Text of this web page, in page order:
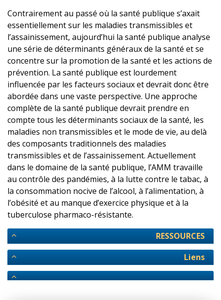
Contrairement au passé où la santé publique s’axait
essentiellement sur les maladies transmissibles et
l’assainissement, aujourd’hui la santé publique analyse
une série de déterminants généraux de la santé et se
concentre sur la promotion de la santé et les actions de
prévention. La santé publique est lourdement
influencée par les facteurs sociaux et devrait donc être
abordée dans une vaste perspective. Une approche
complète de la santé publique devrait prendre en
compte tous les déterminants sociaux de la santé, les
maladies non transmissibles et le mode de vie, au delà
des composants traditionnels des maladies
transmissibles et de l’assainissement. Actuellement
dans le domaine de la santé publique, l’AMM travaille
au contrôle des pandémies, à la lutte contre le tabac, à
la consommation nocive de l’alcool, à l’alimentation, à
l’obésité et au manque d’exercice physique et à la
tuberculose pharmaco-résistante.
RESSOURCES
Liens